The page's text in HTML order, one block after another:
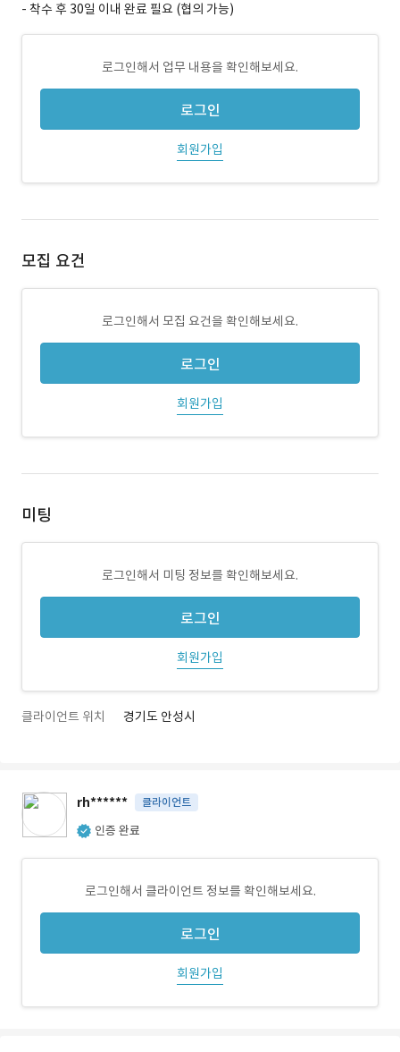
- 착수 후 30일 이내 완료 필요 (협의 가능)
로그인해서 업무 내용을 확인해보세요.
로그인
회원가입
모집 요건
로그인해서 모집 요건을 확인해보세요.
로그인
회원가입
미팅
로그인해서 미팅 정보를 확인해보세요.
로그인
회원가입
클라이언트 위치 경기도 안성시
rh****** 클라이언트
인증 완료
로그인해서 클라이언트 정보를 확인해보세요.
로그인
회원가입